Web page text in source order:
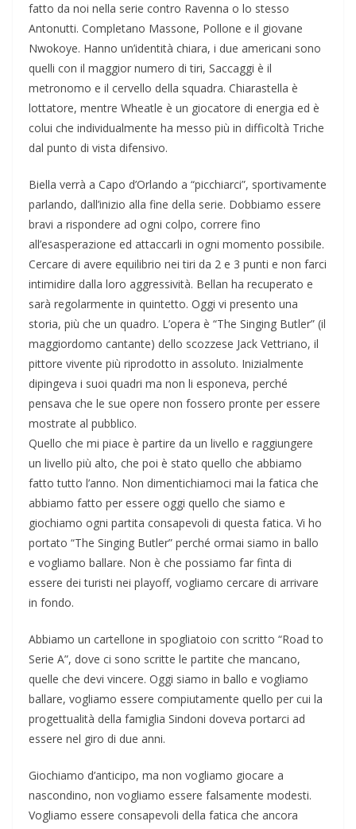
fatto da noi nella serie contro Ravenna o lo stesso
Antonutti. Completano Massone, Pollone e il giovane
Nwokoye. Hanno un’identità chiara, i due americani sono
quelli con il maggior numero di tiri, Saccaggi è il
metronomo e il cervello della squadra. Chiarastella è
lottatore, mentre Wheatle è un giocatore di energia ed è
colui che individualmente ha messo più in difficoltà Triche
dal punto di vista difensivo.
Biella verrà a Capo d’Orlando a “picchiarci”, sportivamente
parlando, dall’inizio alla fine della serie. Dobbiamo essere
bravi a rispondere ad ogni colpo, correre fino
all’esasperazione ed attaccarli in ogni momento possibile.
Cercare di avere equilibrio nei tiri da 2 e 3 punti e non farci
intimidire dalla loro aggressività. Bellan ha recuperato e
sarà regolarmente in quintetto. Oggi vi presento una
storia, più che un quadro. L’opera è “The Singing Butler” (il
maggiordomo cantante) dello scozzese Jack Vettriano, il
pittore vivente più riprodotto in assoluto. Inizialmente
dipingeva i suoi quadri ma non li esponeva, perché
pensava che le sue opere non fossero pronte per essere
mostrate al pubblico.
Quello che mi piace è partire da un livello e raggiungere
un livello più alto, che poi è stato quello che abbiamo
fatto tutto l’anno. Non dimentichiamoci mai la fatica che
abbiamo fatto per essere oggi quello che siamo e
giochiamo ogni partita consapevoli di questa fatica. Vi ho
portato “The Singing Butler” perché ormai siamo in ballo
e vogliamo ballare. Non è che possiamo far finta di
essere dei turisti nei playoff, vogliamo cercare di arrivare
in fondo.
Abbiamo un cartellone in spogliatoio con scritto “Road to
Serie A”, dove ci sono scritte le partite che mancano,
quelle che devi vincere. Oggi siamo in ballo e vogliamo
ballare, vogliamo essere compiutamente quello per cui la
progettualità della famiglia Sindoni doveva portarci ad
essere nel giro di due anni.
Giochiamo d’anticipo, ma non vogliamo giocare a
nascondino, non vogliamo essere falsamente modesti.
Vogliamo essere consapevoli della fatica che ancora